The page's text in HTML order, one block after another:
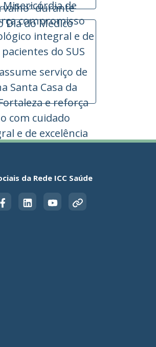
durante
Dia do Médico
serviço de
Santa Casa da
e reforça
com cuidado
e de excelência
da Rede ICC Saúde